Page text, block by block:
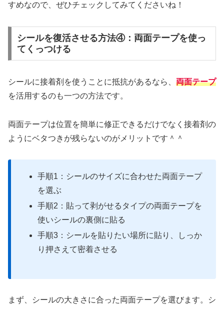
すめなので、ぜひチェックしてみてくださいね！
シールを復活させる方法④：両面テープを使っ
てくっつける
シールに接着剤を使うことに抵抗があるなら、 両面テープ
を活用するのも一つの方法です。
両面テープは位置を簡単に修正できるだけでなく接着剤の
ようにベタつきが残らないのがメリットです＾＾
手順1：シールのサイズに合わせた両面テープ
を選ぶ
手順2：貼って剥がせるタイプの両面テープを
使いシールの裏側に貼る
手順3：シールを貼りたい場所に貼り、しっか
り押さえて密着させる
まず、シールの大きさに合った両面テープを選びます。シ